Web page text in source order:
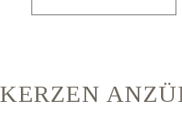
KERZEN